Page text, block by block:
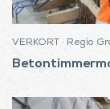
VERKORT · Regio